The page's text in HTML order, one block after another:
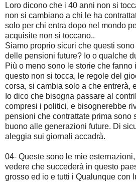
Loro dicono che i 40 anni non si
non si cambiano a chi le ha
solo per chi entra dopo nel mondo
acquisite non si toccano..
Siamo proprio sicuri che questi
delle pensioni future? Io o qualche
Più o meno sono le storie che
questo non si tocca, le regole del
corsa, si cambia solo a che entrerà,
Io dico che bisogna passare al
compresi i politici, e bisognerebbe
pensioni che contrattate prima sono
buono alle generazioni future. Di
aleggia sui giornali accadrà.
04- Queste sono le mie
vedere che succederà in questo
grosso ed io e tutti i Qualunque con